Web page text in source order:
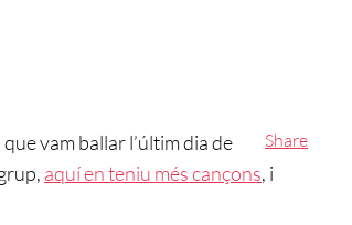
Share
vam ballar l’últim dia de
aquí en teniu més cançons, i